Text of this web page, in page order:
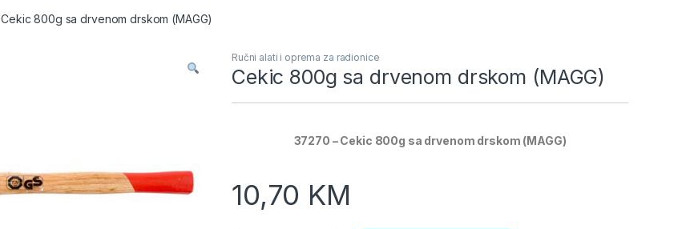
Cekic 800g sa drvenom drskom (MAGG)
Ručni alati i oprema za radionice
Cekic 800g sa drvenom drskom (MAGG)
37270 – Cekic 800g sa drvenom drskom (MAGG)
10,70 KM